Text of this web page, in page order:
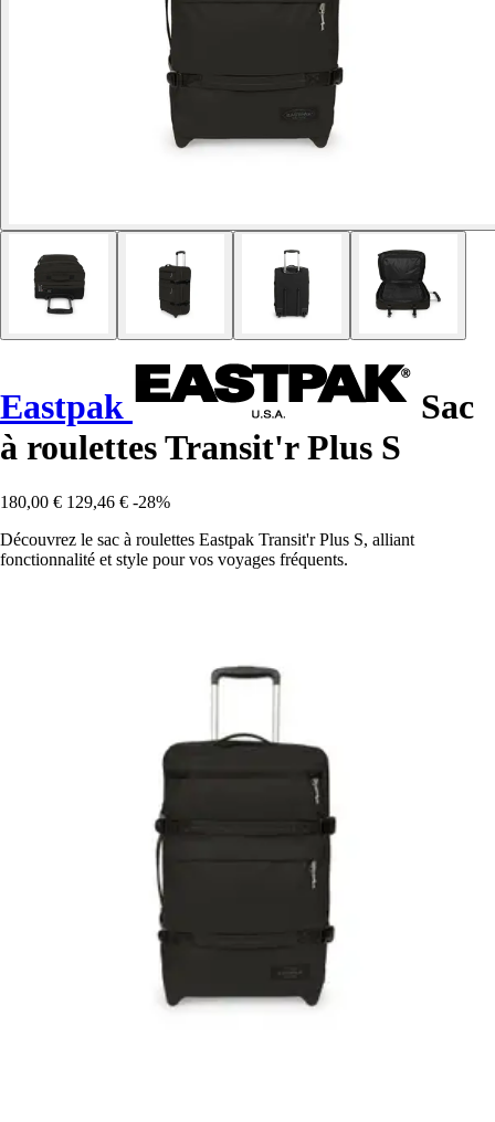
Eastpak
Sac
à roulettes Transit'r Plus S
180,00 € 129,46 € -28%
Découvrez le sac à roulettes Eastpak Transit'r Plus S, alliant
fonctionnalité et style pour vos voyages fréquents.